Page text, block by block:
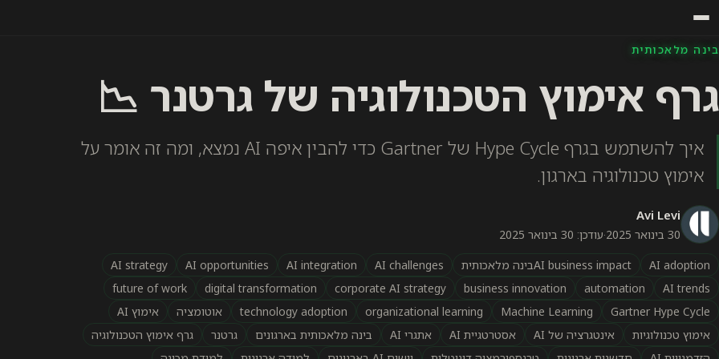
בינה מלאכותית
גרף אימוץ הטכנולוגיה של גרטנר 📉
איך להשתמש בגרף Hype Cycle של Gartner כדי להבין איפה AI נמצא, ומה זה אומר על
אימוץ טכנולוגיה בארגון.
Avi Levi
30 בינואר 2025 ·עודכן: 30 בינואר 2025
AI adoption
AI business impactבינה מלאכותית AI challenges
AI integration
AI opportunities
AI strategy
AI trends
automation
business innovation
corporate AI strategy
digital transformation
future of work
Gartner Hype Cycle
Machine Learning
organizational learning
technology adoption אוטומציה
אימוץ AI
אימוץ טכנולוגיות
אינטגרציה של AI אסטרטגיית AI אתגרי AI בינה מלאכותית בארגונים גרטנר
גרף אימוץ הטכנולוגיה